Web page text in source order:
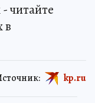
читайте
в
kp.ru